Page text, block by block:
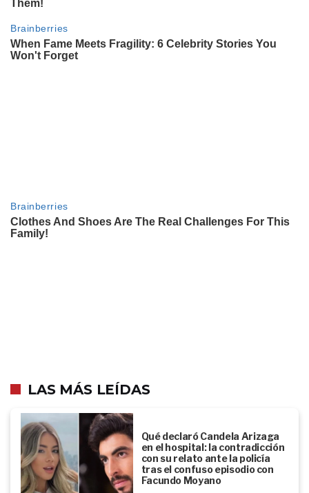
LAS MÁS LEÍDAS
Qué declaró Candela Arizaga
en el hospital: la contradicción
con su relato ante la policía
tras el confuso episodio con
Facundo Moyano